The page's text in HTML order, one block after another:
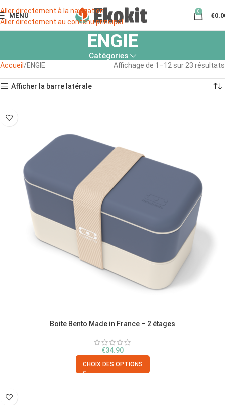
Aller directement à la navigation
Aller directement au contenu principal
MENU
0
€
ENGIE
Catégories
Accueil ENGIE Affichage de 1–12 sur 23 résultats
Afficher la barre latérale
Boite Bento Made in France – 2 étages
€34.90
CHOIX DES OPTIONS